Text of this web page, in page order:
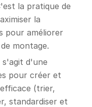
la pratique de
la
pour améliorer
montage.
s'agit d'une
pour créer et
(trier,
standardiser et